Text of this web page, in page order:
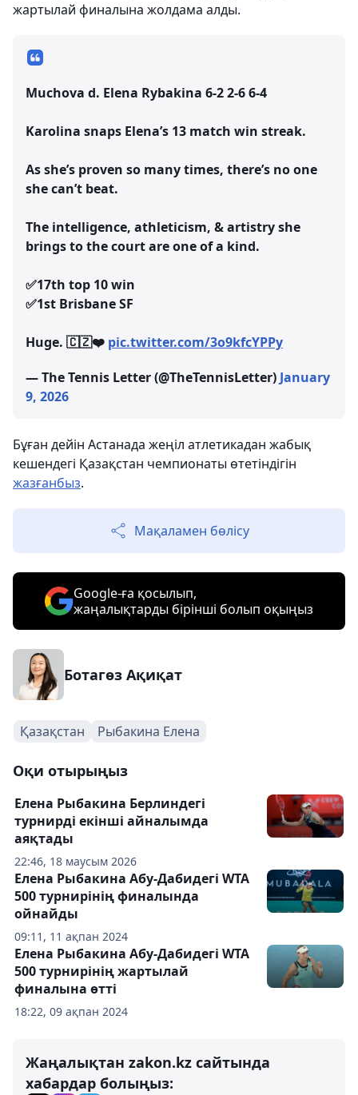
жартылай финалына жолдама алды.
Muchova d. Elena Rybakina 6-2 2-6 6-4
Karolina snaps Elena’s 13 match win streak.
As she’s proven so many times, there’s no one
she can’t beat.
The intelligence, athleticism, & artistry she
brings to the court are one of a kind.
✅17th top 10 win
✅1st Brisbane SF
Huge. 🇨🇿❤️ pic.twitter.com/3o9kfcYPPy
— The Tennis Letter (@TheTennisLetter) January
9, 2026
Бұған дейін Астанада жеңіл атлетикадан жабық
кешендегі Қазақстан чемпионаты өтетіндігін
жазғанбыз.
Мақаламен бөлісу
Google-ға қосылып,
жаңалықтарды бірінші болып оқыңыз
Ботагөз Ақиқат
Қазақстан Рыбакина Елена
Оқи отырыңыз
22:46, 18 маусым 2026
Елена Рыбакина Берлиндегі
турнирді екінші айналымда
аяқтады
09:11, 11 ақпан 2024
Елена Рыбакина Абу-Дабидегі WTA
500 турнирінің финалында
ойнайды
18:22, 09 ақпан 2024
Елена Рыбакина Абу-Дабидегі WTA
500 турнирінің жартылай
финалына өтті
Жаңалықтан zakon.kz сайтында
хабардар болыңыз: